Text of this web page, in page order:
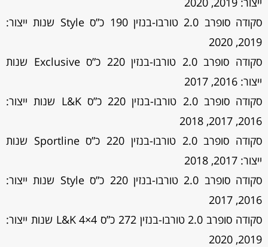
סקודה סופרב 2.0 טורבו-בנזין 190 כ”ס Style שנות ייצור:
2019, 2020
סקודה סופרב 2.0 טורבו-בנזין 220 כ”ס Exclusive שנות
ייצור: 2016, 2017
סקודה סופרב 2.0 טורבו-בנזין 220 כ”ס L&K שנות ייצור:
2016, 2017, 2018
סקודה סופרב 2.0 טורבו-בנזין 220 כ”ס Sportline שנות
ייצור: 2017, 2018
סקודה סופרב 2.0 טורבו-בנזין 220 כ”ס Style שנות ייצור:
2016, 2017
סקודה סופרב 2.0 טורבו-בנזין 272 כ”ס L&K 4×4 שנות ייצור:
2019, 2020